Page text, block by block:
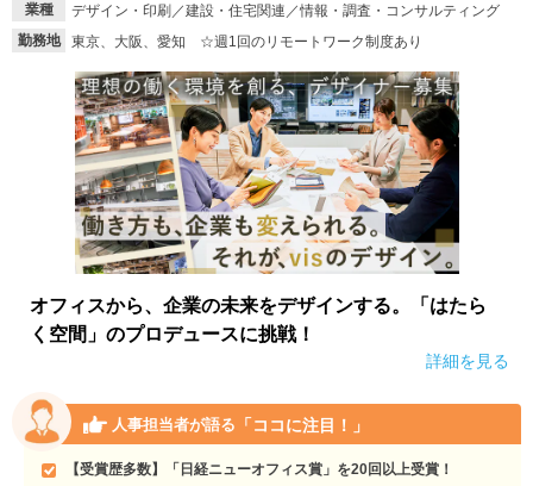
業種
デザイン・印刷／建設・住宅関連／情報・調査・コンサルティング
勤務地
東京、大阪、愛知 ☆週1回のリモートワーク制度あり
オフィスから、企業の未来をデザインする。「はたら
く空間」のプロデュースに挑戦！
詳細を見る
人事担当者が語る 「ココに注目！」
【受賞歴多数】「日経ニューオフィス賞」を20回以上受賞！